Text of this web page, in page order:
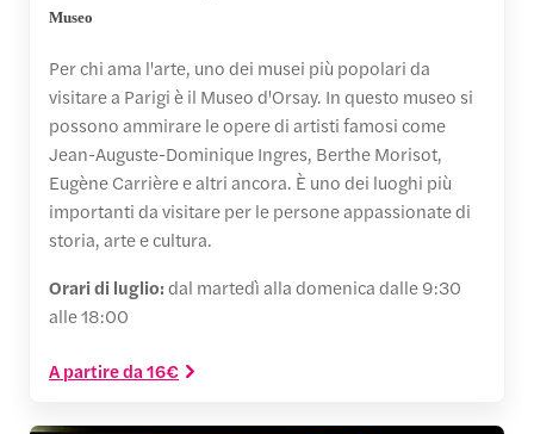
Museo
Per chi ama l'arte, uno dei musei più popolari da
visitare a Parigi è il Museo d'Orsay. In questo museo si
possono ammirare le opere di artisti famosi come
Jean-Auguste-Dominique Ingres, Berthe Morisot,
Eugène Carrière e altri ancora. È uno dei luoghi più
importanti da visitare per le persone appassionate di
storia, arte e cultura.
Orari di luglio:dal martedì alla domenica dalle 9:30
alle 18:00
A partire da 16€